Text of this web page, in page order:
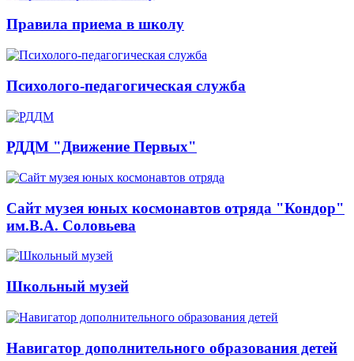
Правила приема в школу
Психолого-педагогическая служба
РДДМ "Движение Первых"
Сайт музея юных космонавтов отряда "Кондор"
им.В.А. Соловьева
Школьный музей
Навигатор дополнительного образования детей